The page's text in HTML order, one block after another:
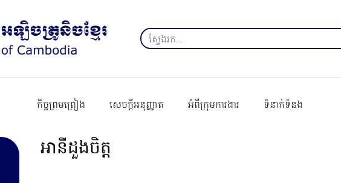
កិច្ចព្រមព្រៀង សេចក្ដីអនុញ្ញាត អំពីក្រុមការងារ ទំនាក់ទំនង
អានីដួងចិត្ត